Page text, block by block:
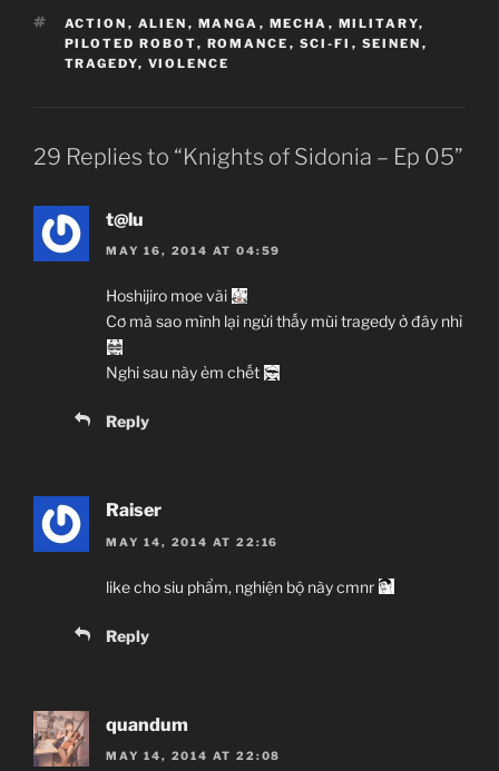
TV Series
Piloted Robot, Romance,
Sci-Fi, Seinen,Tragedy, Violence
~Thành viên thực hiện~
Cuộc xâm lăng của Gauna.
TAGS
ACTION , ALIEN , MANGA , MECHA , MILITARY,
PILOTED ROBOT, ROMANCE , SCI-FI , SEINEN ,
TRAGEDY, VIOLENCE
29 Replies to “Knights of Sidonia – Ep 05”
t@lu
MAY 16, 2014 AT 04:59
Hoshijiro moe vãi
Cơ mà sao mình lại ngửi thấy mùi tragedy ở đây nhỉ
Nghi sau này ẻm chết
Reply
Raiser
MAY 14, 2014 AT 22:16
like cho siu phẩm, nghiện bộ này cmnr
Reply
quandum
MAY 14, 2014 AT 22:08